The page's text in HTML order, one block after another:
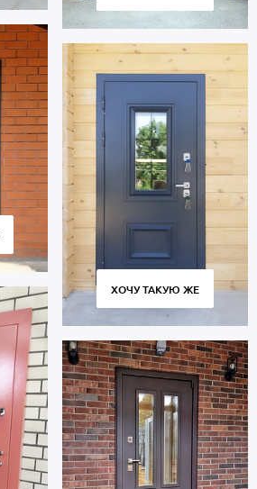
на всех этапах производства
створки к коробке без
размер 2000х800 мм. Гарантия 5 лет.
или оставьте заявку на сайте, чтобы
вашего проема. Бесплатный
дн. Бережная доставка собственным
ХОЧУ ТАКУЮ ЖЕ